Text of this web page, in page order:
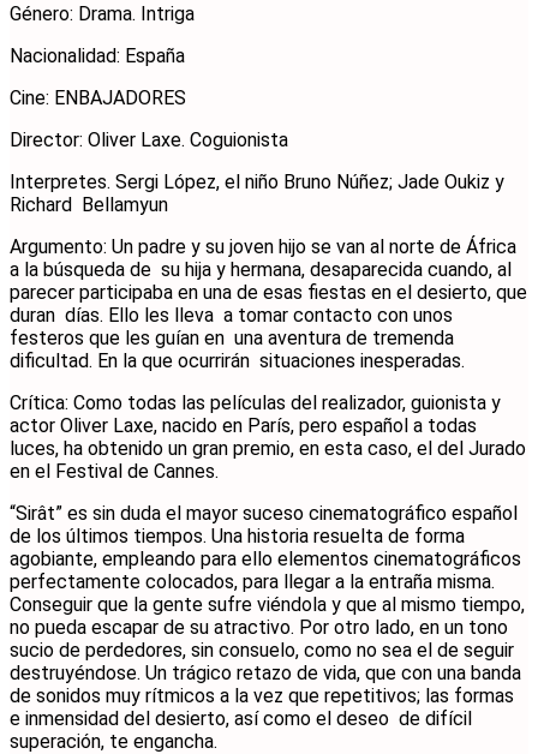
Género: Drama. Intriga
Nacionalidad: España
Cine: ENBAJADORES
Director: Oliver Laxe. Coguionista
Interpretes. Sergi López, el niño Bruno Núñez; Jade Oukiz y
Richard Bellamyun
Argumento: Un padre y su joven hijo se van al norte de África
a la búsqueda de su hija y hermana, desaparecida cuando, al
parecer participaba en una de esas fiestas en el desierto, que
duran días. Ello les lleva a tomar contacto con unos
festeros que les guían en una aventura de tremenda
dificultad. En la que ocurrirán situaciones inesperadas.
Crítica: Como todas las películas del realizador, guionista y
actor Oliver Laxe, nacido en París, pero español a todas
luces, ha obtenido un gran premio, en esta caso, el del Jurado
en el Festival de Cannes.
“Sirât” es sin duda el mayor suceso cinematográfico español
de los últimos tiempos. Una historia resuelta de forma
agobiante, empleando para ello elementos cinematográficos
perfectamente colocados, para llegar a la entraña misma.
Conseguir que la gente sufre viéndola y que al mismo tiempo,
no pueda escapar de su atractivo. Por otro lado, en un tono
sucio de perdedores, sin consuelo, como no sea el de seguir
destruyéndose. Un trágico retazo de vida, que con una banda
de sonidos muy rítmicos a la vez que repetitivos; las formas
e inmensidad del desierto, así como el deseo de difícil
superación, te engancha.